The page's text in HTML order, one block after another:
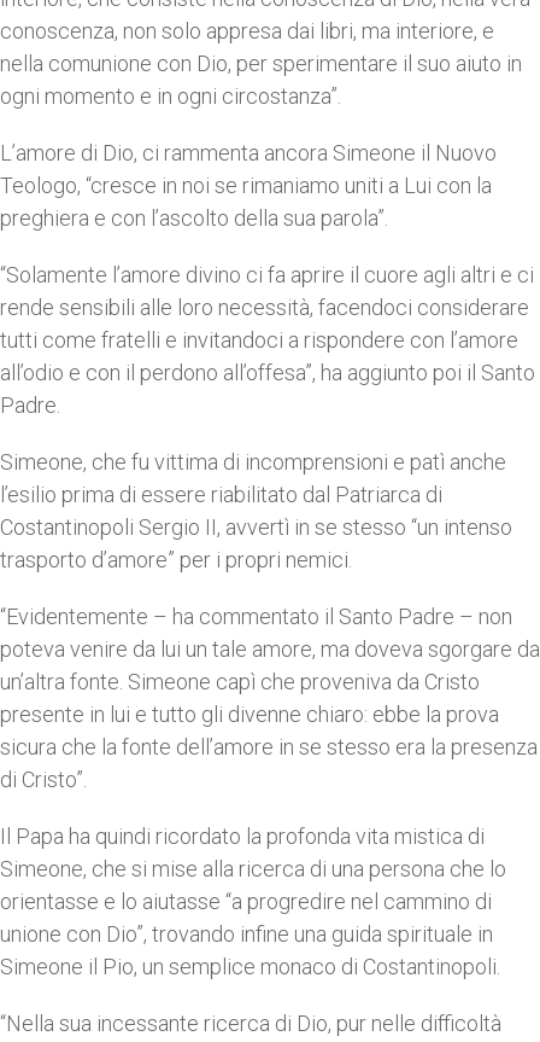
conoscenza, non solo appresa dai libri, ma interiore, e
nella comunione con Dio, per sperimentare il suo aiuto in
ogni momento e in ogni circostanza”.
L’amore di Dio, ci rammenta ancora Simeone il Nuovo
Teologo, “cresce in noi se rimaniamo uniti a Lui con la
preghiera e con l’ascolto della sua parola”.
“Solamente l’amore divino ci fa aprire il cuore agli altri e ci
rende sensibili alle loro necessità, facendoci considerare
tutti come fratelli e invitandoci a rispondere con l’amore
all’odio e con il perdono all’offesa”, ha aggiunto poi il Santo
Padre.
Simeone, che fu vittima di incomprensioni e patì anche
l’esilio prima di essere riabilitato dal Patriarca di
Costantinopoli Sergio II, avvertì in se stesso “un intenso
trasporto d’amore” per i propri nemici.
“Evidentemente – ha commentato il Santo Padre – non
poteva venire da lui un tale amore, ma doveva sgorgare da
un’altra fonte. Simeone capì che proveniva da Cristo
presente in lui e tutto gli divenne chiaro: ebbe la prova
sicura che la fonte dell’amore in se stesso era la presenza
di Cristo”.
Il Papa ha quindi ricordato la profonda vita mistica di
Simeone, che si mise alla ricerca di una persona che lo
orientasse e lo aiutasse “a progredire nel cammino di
unione con Dio”, trovando infine una guida spirituale in
Simeone il Pio, un semplice monaco di Costantinopoli.
“Nella sua incessante ricerca di Dio, pur nelle difficoltà